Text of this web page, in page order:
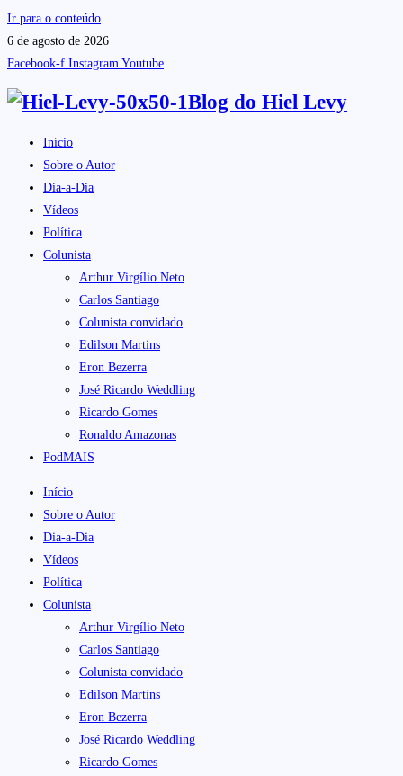
Ir para o conteúdo
6 de agosto de 2026
Facebook-f Instagram Youtube
Blog do Hiel Levy
Início
Sobre o Autor
Dia-a-Dia
Vídeos
Política
Colunista
Arthur Virgílio Neto
Carlos Santiago
Colunista convidado
Edilson Martins
Eron Bezerra
José Ricardo Weddling
Ricardo Gomes
Ronaldo Amazonas
PodMAIS
Início
Sobre o Autor
Dia-a-Dia
Vídeos
Política
Colunista
Arthur Virgílio Neto
Carlos Santiago
Colunista convidado
Edilson Martins
Eron Bezerra
José Ricardo Weddling
Ricardo Gomes